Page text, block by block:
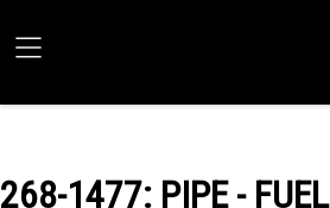
268-1477: PIPE - FUEL